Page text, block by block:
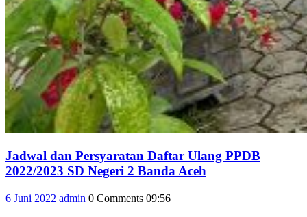
Jadwal dan Persyaratan Daftar Ulang PPDB
2022/2023 SD Negeri 2 Banda Aceh
6 Juni 2022 6admin admin
0 Comments 09:56